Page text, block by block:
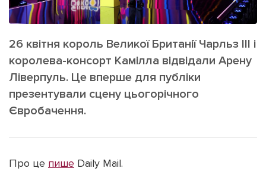
Розслідування
Ініціативи
Лонгріди
Зв'язатися з нами
26 квітня король Великої Британії Чарльз ІІІ і
королева-консорт Камілла відвідали Арену
Ліверпуль. Це вперше для публіки
презентували сцену цьогорічного
Євробачення.
Про це пише Daily Mail.